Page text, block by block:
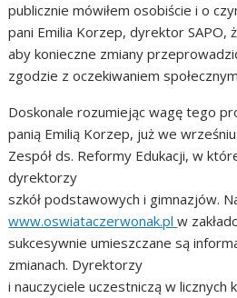
publicznie mówiłem osobiście i o
pani Emilia Korzep, dyrektor SAPO,
aby konieczne zmiany
zgodzie z oczekiwaniem
Doskonale rozumiejąc wagę tego
panią Emilią Korzep, już we
Zespół ds. Reformy Edukacji, w
dyrektorzy
szkół podstawowych i gimnazjów.
www.oswiataczerwonak.plw
sukcesywnie umieszczane są
zmianach. Dyrektorzy
i nauczyciele uczestniczą w licznych